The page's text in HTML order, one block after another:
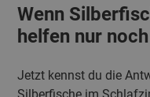
Wenn
helfen nur
Jetzt kennst du die